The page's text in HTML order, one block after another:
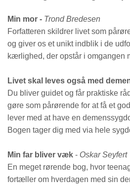
Min mor - Trond Bredesen
Forfatteren skildrer livet som
og giver os et unikt indblik i de
kærlighed, der opstår i omgangen
Livet skal leves også med
Du bliver guidet og får praktiske
gøre som pårørende for at få et
lever med at have en
Bogen tager dig med via hele
Min far bliver væk - Oskar Seyfert
En meget rørende bog, hvor
fortæller om hverdagen med sin